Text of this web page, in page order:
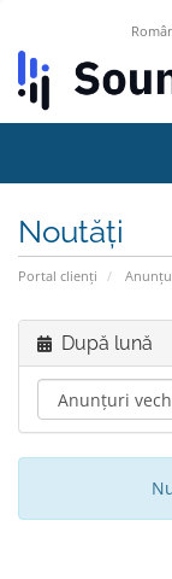
Noutăți
Portal clienți
După lună